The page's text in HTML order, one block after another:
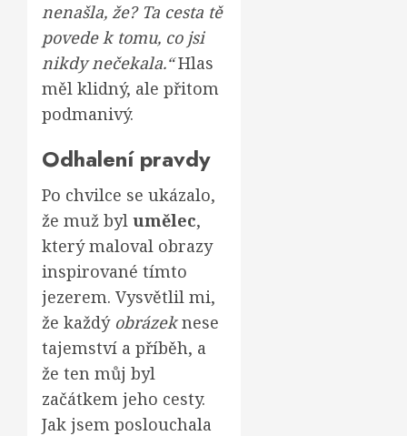
nenašla, že? Ta cesta tě
povede k tomu, co jsi
nikdy nečekala.“Hlas
měl klidný, ale přitom
podmanivý.
Odhalení pravdy
Po chvilce se ukázalo,
že muž byl umělec,
který maloval obrazy
inspirované tímto
jezerem. Vysvětlil mi,
že každý obrázeknese
tajemství a příběh, a
že ten můj byl
začátkem jeho cesty.
Jak jsem poslouchala